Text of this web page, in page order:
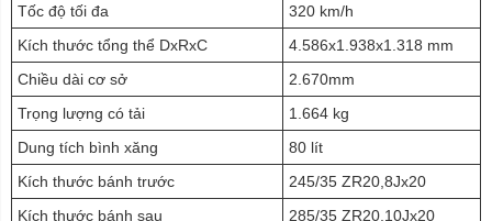
Tốc độ tối đa
320 km/h
Kích thước tổng thể DxRxC
4.586x1.938x1.318 mm
Chiều dài cơ sở
2.670mm
Trọng lượng có tải
1.664 kg
Dung tích bình xăng
80 lít
Kích thước bánh trước
245/35 ZR20,8Jx20
Kích thước bánh sau
285/35 ZR20,10Jx20